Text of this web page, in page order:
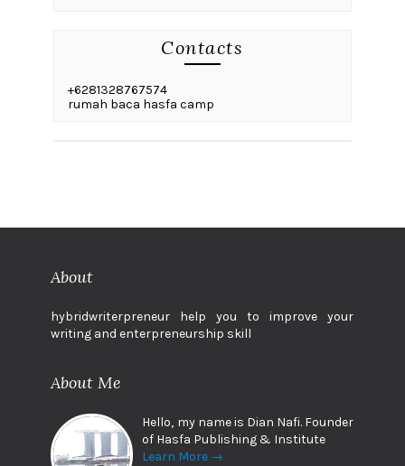
Contacts
+6281328767574
rumah baca hasfa camp
About
hybridwriterpreneur help you to improve your
writing and enterpreneurship skill
About Me
Hello, my name is Dian Nafi. Founder
of Hasfa Publishing & Institute
Learn More →